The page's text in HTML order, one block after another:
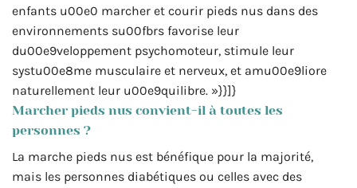
enfants u00e0 marcher et courir pieds nus dans des
environnements su00fbrs favorise leur
du00e9veloppement psychomoteur, stimule leur
systu00e8me musculaire et nerveux, et amu00e9liore
naturellement leur u00e9quilibre. »}}]}
Marcher pieds nus convient-il à toutes les
personnes ?
La marche pieds nus est bénéfique pour la majorité,
mais les personnes diabétiques ou celles avec des